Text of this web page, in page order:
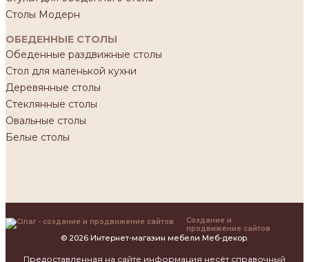
Столы Модерн
ОБЕДЕННЫЕ СТОЛЫ
Обеденные раздвижные столы
Стол для маленькой кухни
Деревянные столы
Стеклянные столы
Овальные столы
Белые столы
Создание и
продвижение сайтов
© 2026 Интернет-магазин мебели Меб-декор.
Предоставленная на сайте информация несёт справочный